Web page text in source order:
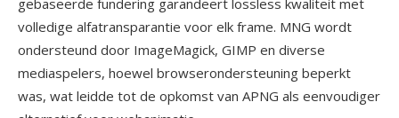
gebaseerde fundering garandeert lossless kwaliteit met
volledige alfatransparantie voor elk frame. MNG wordt
ondersteund door ImageMagick, GIMP en diverse
mediaspelers, hoewel browserondersteuning beperkt
was, wat leidde tot de opkomst van APNG als eenvoudiger